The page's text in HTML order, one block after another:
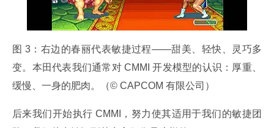
图 3：右边的春丽代表敏捷过程——甜美、轻快、灵巧多
变。本田代表我们通常对 CMMI 开发模型的认识：厚重、
缓慢、一身的肥肉。（© CAPCOM 有限公司）
后来我们开始执行 CMMI，努力使其适用于我们的敏捷团